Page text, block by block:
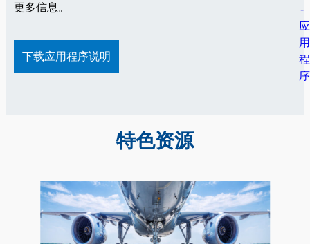
更多信息。
下载应用程序说明
特色资源